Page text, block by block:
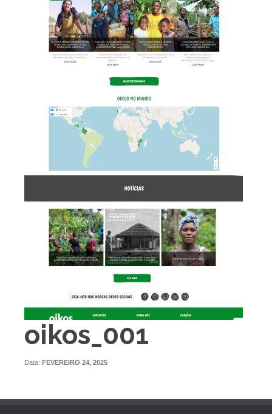
oikos_001
Data: FEVEREIRO 24, 2025